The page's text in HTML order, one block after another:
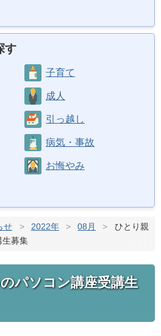
す
子育て
成人
引っ越し
病気・事故
お悔やみ
せ > 2022年 > 08月 >
ひとり親
生募集
パソコン講座受講生